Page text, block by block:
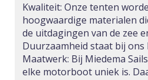
Kwaliteit: Onze tenten
hoogwaardige materialen
de uitdagingen van de zee
Duurzaamheid staat bij ons
Maatwerk: Bij Miedema
elke motorboot uniek is.